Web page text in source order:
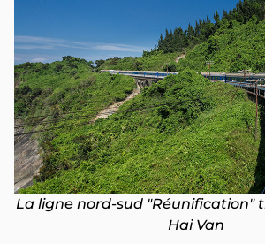
La ligne nord-sud "Réunification"
Hai Van